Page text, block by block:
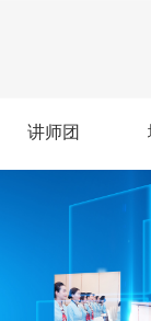
讲师团